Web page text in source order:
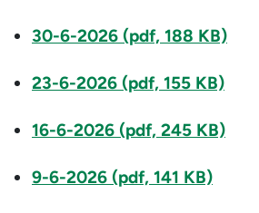
30-6-2026 (pdf, 188 KB)
23-6-2026 (pdf, 155 KB)
16-6-2026 (pdf, 245 KB)
9-6-2026 (pdf, 141 KB)